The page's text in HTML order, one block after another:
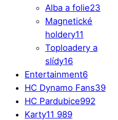
Alba a folie23
Magnetické
holdery11
Toploadery a
slídy16
Entertainment6
HC Dynamo Fans39
HC Pardubice992
Karty11 989